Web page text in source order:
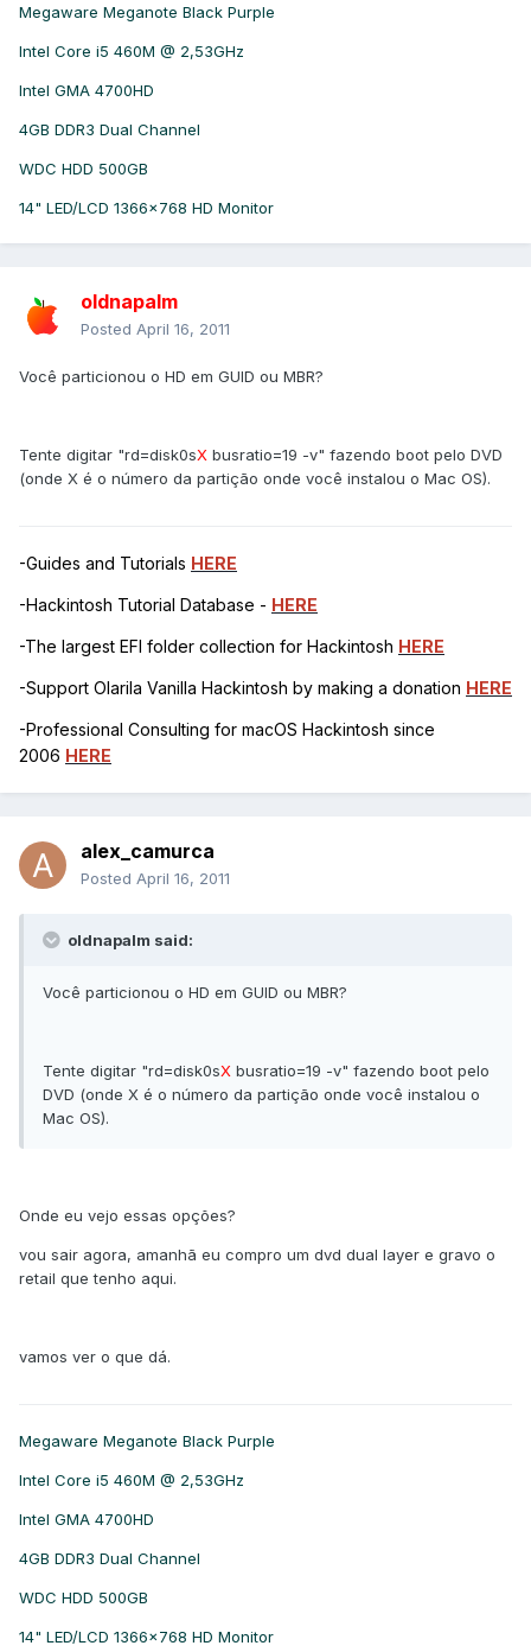
Megaware Meganote Black Purple
Intel Core i5 460M @ 2,53GHz
Intel GMA 4700HD
4GB DDR3 Dual Channel
WDC HDD 500GB
14" LED/LCD 1366x768 HD Monitor
oldnapalm
Posted April 16, 2011
Você particionou o HD em GUID ou MBR?
Tente digitar "rd=disk0sX busratio=19 -v" fazendo boot pelo DVD
(onde X é o número da partição onde você instalou o Mac OS).
-Guides and Tutorials HERE
-Hackintosh Tutorial Database - HERE
-The largest EFI folder collection for Hackintosh HERE
-Support Olarila Vanilla Hackintosh by making a donation HERE
-Professional Consulting for macOS Hackintosh since
2006 HERE
alex_camurca
Posted April 16, 2011
oldnapalm said:
Você particionou o HD em GUID ou MBR?
Tente digitar "rd=disk0sX busratio=19 -v" fazendo boot pelo
DVD (onde X é o número da partição onde você instalou o
Mac OS).
Onde eu vejo essas opções?
vou sair agora, amanhã eu compro um dvd dual layer e gravo o
retail que tenho aqui.
vamos ver o que dá.
Megaware Meganote Black Purple
Intel Core i5 460M @ 2,53GHz
Intel GMA 4700HD
4GB DDR3 Dual Channel
WDC HDD 500GB
14" LED/LCD 1366x768 HD Monitor